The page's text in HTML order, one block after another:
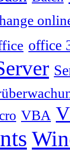
office
VBA